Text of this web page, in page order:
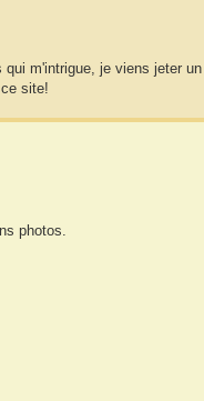
qui m'intrigue, je viens jeter
site!
photos.